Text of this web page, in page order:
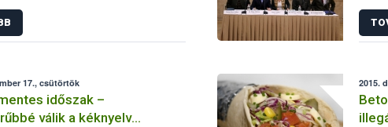
17., csütörtök
időszak –
válik a kéknyelv
2015.